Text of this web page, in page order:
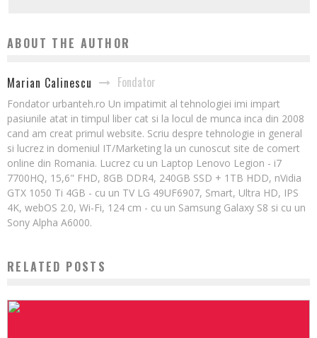
ABOUT THE AUTHOR
Marian Calinescu Fondator
Fondator urbanteh.ro Un impatimit al tehnologiei imi impart
pasiunile atat in timpul liber cat si la locul de munca inca din 2008
cand am creat primul website. Scriu despre tehnologie in general
si lucrez in domeniul IT/Marketing la un cunoscut site de comert
online din Romania. Lucrez cu un Laptop Lenovo Legion - i7
7700HQ, 15,6" FHD, 8GB DDR4, 240GB SSD + 1TB HDD, nVidia
GTX 1050 Ti 4GB - cu un TV LG 49UF6907, Smart, Ultra HD, IPS
4K, webOS 2.0, Wi-Fi, 124 cm - cu un Samsung Galaxy S8 si cu un
Sony Alpha A6000.
RELATED POSTS